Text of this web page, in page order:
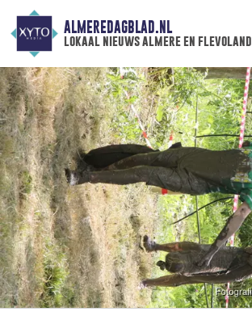
ALMEREDAGBLAD.NL
lokaal nieuws almere en flevoland